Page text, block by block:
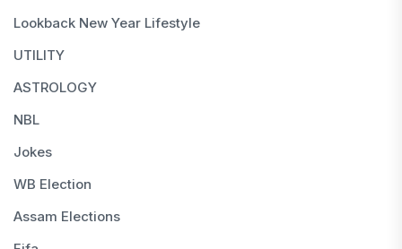
Lookback New Year Lifestyle
UTILITY
ASTROLOGY
NBL
Jokes
WB Election
Assam Elections